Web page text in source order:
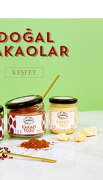
-
KEŞFET